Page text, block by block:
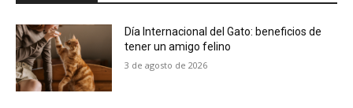
Día Internacional del Gato: beneficios de
tener un amigo felino
3 de agosto de 2026